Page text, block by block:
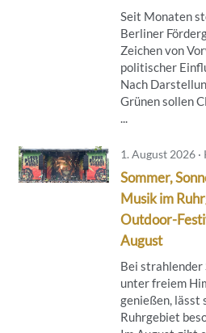
Seit Monaten
Berliner
Zeichen von
politischer
Nach
Grünen sollen
1. August 2026
Sommer,
Musik im
Outdoor-
August
Bei strahlender
unter freiem
genießen, lässt
Ruhrgebiet